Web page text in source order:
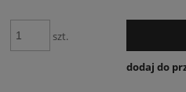
szt.
dodaj do